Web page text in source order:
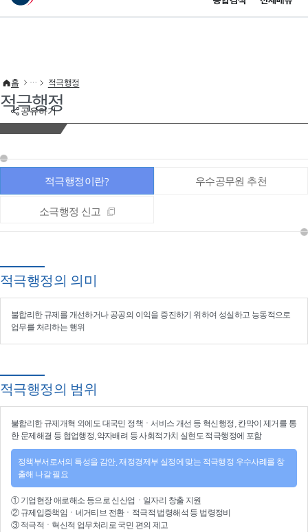
이 누리집은 대한민국 공식 전자정부 누리집입니다.
공유하기
홈 적극행정
적극행정
적극행정이란? 우수공무원 추천
소극행정 신고
적극행정의 의미
불합리한 규제를 개선하거나 공공의 이익을 증진하기 위하여 성실하고 능동적으로
업무를 처리하는 행위
적극행정의 범위
불합리한 규제개혁 외에도 대국민 정책ㆍ서비스 개선 등 혁신행정 , 칸막이 제거를 통
한 문제해결 등 협업행정 ,약자배려 등사회적가치 실현 도 적극행정에 포함
정책부서로서의 특성을 감안, 재정경제부 실정에 맞는 적극행정 우수사례를 창
출해 나갈 필요
① 기업현장 애로해소 등으로 신산업 ㆍ 일자리 창출 지원
② 규제입증책임 ㆍ 네거티브 전환ㆍ적극적 법령해석 등 법령정비
③ 적극적 ㆍ 혁신적 업무처리 로 국민 편의 제고